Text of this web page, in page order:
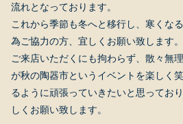
流れとなっております。
これから季節も冬へと移行し、寒くな
為ご協力の方、宜しくお願い致します。
ご来店いただくにも拘わらず、散々無
が秋の陶器市というイベントを楽しく
るように頑張っていきたいと思ってお
しくお願い致します。